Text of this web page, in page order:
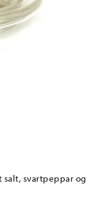
salt, svartpeppar og